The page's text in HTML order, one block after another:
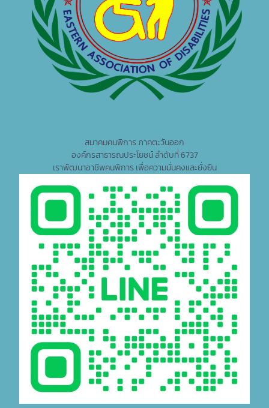
สมาคมคนพิการ ภาคตะวันออก
องค์กรสาธารณประโยชน์ ลำดับที่ 6737
เราพัฒนาอาชีพคนพิการ เพื่อความมั่นคงและยั่งยืน